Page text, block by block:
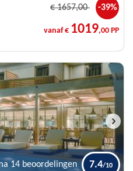
€1657,00 -39%
vanaf € 1019,00 PP
14 beoordelingen 7.4